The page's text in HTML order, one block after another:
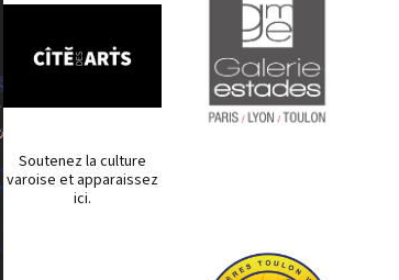
Soutenez la culture
varoise et apparaissez
ici.